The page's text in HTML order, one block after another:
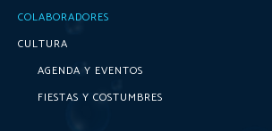
COLABORADORES
CULTURA
AGENDA Y EVENTOS
FIESTAS Y COSTUMBRES